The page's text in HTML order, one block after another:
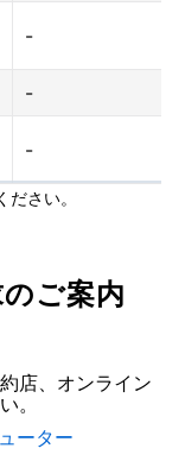
-
-
-
さい。
ご案内
店、オンライン
。
ーター